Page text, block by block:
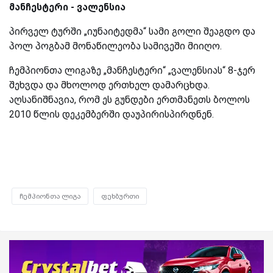
მანჩესტერი - ვალენსია
პირველ ტურში „იუნაიტედმა“ სამი გოლი შეაგდო და
პოლ პოგბამ მონაწილეობა სამივეში მიიღო.
ჩემპიონთა ლიგაზე „მანჩესტერი“ „ვალენსიას“ 8-ჯერ
შეხვდა და მხოლოდ ერთხელ დამარცხდა.
აღსანიშნავია, რომ ეს გუნდები ერთმანეთს ბოლოს
2010 წლის დეკემბერში დაუპირისპირდნენ.
ჩემპიონთა ლიგა ფეხბურთი